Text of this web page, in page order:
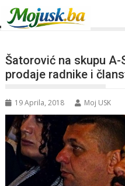
Šatorović na skupu
prodaje radnike i
19 Aprila, 2018 Moj USK